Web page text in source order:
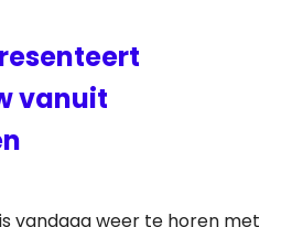
vanuit
vandaag weer te horen met